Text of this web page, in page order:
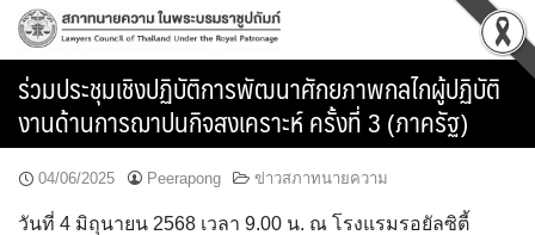
Skip
content
ร่วมประชุมเชิงปฏิบัติการพัฒนาศักยภาพกลไกผู้ปฏิบัติ
งานด้านการฌาปนกิจสงเคราะห์ ครั้งที่ 3 (ภาครัฐ)
04/06/2025 Peerapong ข่าวสภาทนายความ
วันที่ 4 มิถุนายน 2568 เวลา 9.00 น. ณ โรงแรมรอยัลซิตี้